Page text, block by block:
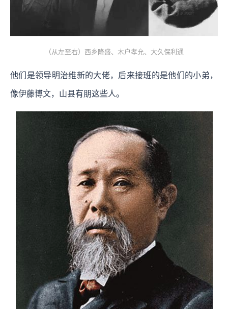
（从左至右）西乡隆盛、木户孝允、大久保利通
他们是领导明治维新的大佬，后来接班的是他们的小弟，
像伊藤博文，山县有朋这些人。